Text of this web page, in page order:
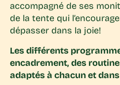
accompagné de ses
de la tente qui
dépasser dans la joie!
Les différents
encadrement, des
adaptés à chacun et